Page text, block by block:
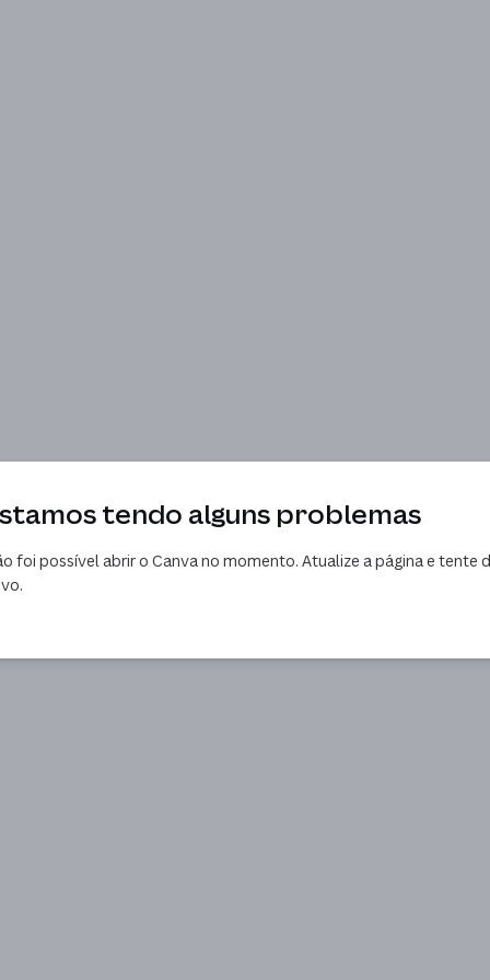
tendo alguns problemas
foi possível abrir o Canva no momento. Atualize a página e tente